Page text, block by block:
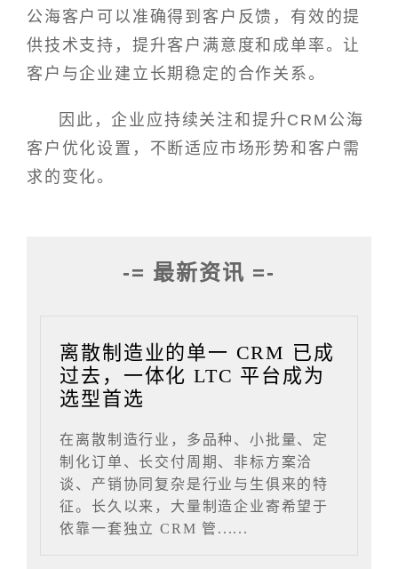
公海客户可以准确得到客户反馈，有效的提
供技术支持，提升客户满意度和成单率。让
客户与企业建立长期稳定的合作关系。
因此，企业应持续关注和提升CRM公海
客户优化设置，不断适应市场形势和客户需
求的变化。
-= 最新资讯 =-
离散制造业的单一 CRM 已成
过去，一体化 LTC 平台成为
选型首选
在离散制造行业，多品种、小批量、定
制化订单、长交付周期、非标方案洽
谈、产销协同复杂是行业与生俱来的特
征。长久以来，大量制造企业寄希望于
依靠一套独立 CRM 管......